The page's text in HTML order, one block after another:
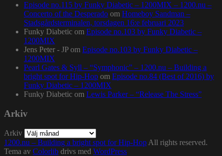
Episode no.115 by Funky Diabetic – 1200MIX – 1200.nu –
Concerto of the Desperado om Homeboy Sandman –
Stadsgårdsterminalen, torsdagen 16:e februari 2023
Funky Diabetic om Episode no.103 by Funky Diabetic –
1200MIX
Jens Peter - JP om Episode no.103 by Funky Diabetic –
1200MIX
Pearl Gates & Syll – “Symphonic” – 1200.nu – Building a
bright spot for Hip-Hop om Episode no.84 (Best of 2016) by
Funky Diabetic – 1200MIX
Funky Diabetic om Lewis Parker – “Release The Stress”
Arkiv
Arkiv
1200.nu – Building a bright spot for Hip-Hop All rights reserved.
Tema av Colorlib drivs med WordPress